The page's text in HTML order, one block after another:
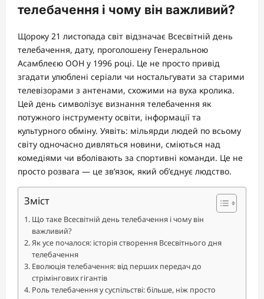
телебачення і чому він важливий?
Щороку 21 листопада світ відзначає Всесвітній день
телебачення, дату, проголошену Генеральною
Асамблеєю ООН у 1996 році. Це не просто привід
згадати улюблені серіали чи ностальгувати за старими
телевізорами з антенами, схожими на вуха кролика.
Цей день символізує визнання телебачення як
потужного інструменту освіти, інформації та
культурного обміну. Уявіть: мільярди людей по всьому
світу одночасно дивляться новини, сміються над
комедіями чи вболівають за спортивні команди. Це не
просто розвага — це зв’язок, який об’єднує людство.
Зміст
Що таке Всесвітній день телебачення і чому він
важливий?
Як усе почалося: історія створення Всесвітнього дня
телебачення
Еволюція телебачення: від перших передач до
стрімінгових гігантів
Роль телебачення у суспільстві: більше, ніж просто